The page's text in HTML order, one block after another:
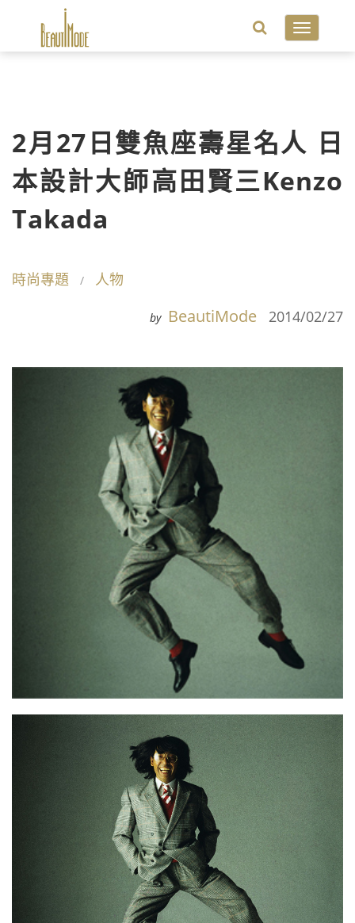
Toggle
2月27日雙魚座壽星名人 日
本設計大師高田賢三Kenzo
Takada
時尚專題 人物
by BeautiMode 2014/02/27